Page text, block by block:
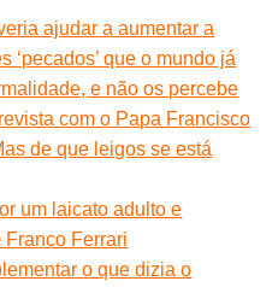
ajudar a aumentar a
‘pecados’ que o mundo já
e não os percebe
com o Papa Francisco
de que leigos se está
um laicato adulto e
Franco Ferrari
o que dizia o